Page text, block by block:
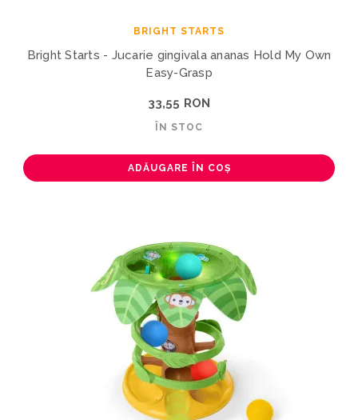
BRIGHT STARTS
Bright Starts - Jucarie gingivala ananas Hold My Own
Easy-Grasp
33,55 RON
ÎN STOC
ADĂUGARE ÎN COȘ